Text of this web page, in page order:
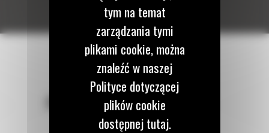
POZOSTAŃMY W KONTAKCIE
tym na temat
zarządzania tymi
plikami cookie, można
znaleźć w naszej
Polityce dotyczącej
plików cookie
dostępnej tutaj.